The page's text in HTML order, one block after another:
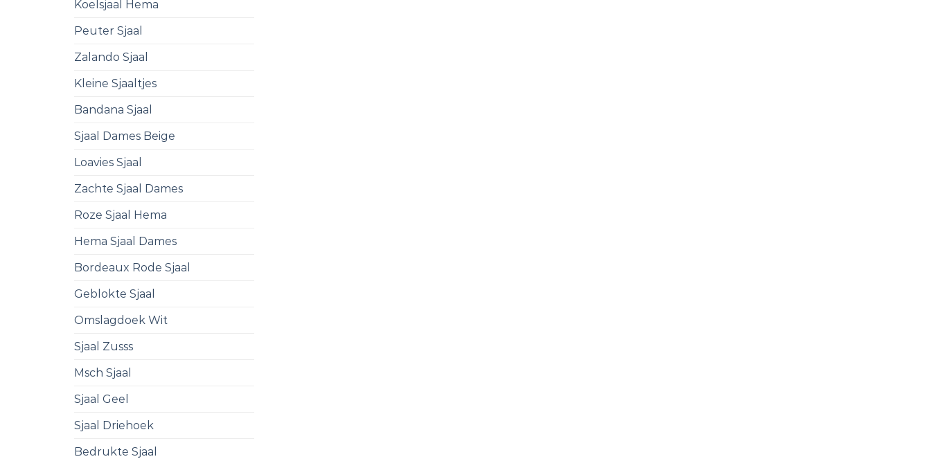
Koelsjaal Hema
Peuter Sjaal
Zalando Sjaal
Kleine Sjaaltjes
Bandana Sjaal
Sjaal Dames Beige
Loavies Sjaal
Zachte Sjaal Dames
Roze Sjaal Hema
Hema Sjaal Dames
Bordeaux Rode Sjaal
Geblokte Sjaal
Omslagdoek Wit
Sjaal Zusss
Msch Sjaal
Sjaal Geel
Sjaal Driehoek
Bedrukte Sjaal